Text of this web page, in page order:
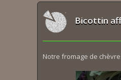
Bicottin
Notre fromage de